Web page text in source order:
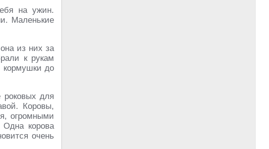
на ужин.
Маленькие
из них за
к рукам
кормушки до
роковых для
Коровы,
огромными
Одна корова
очень